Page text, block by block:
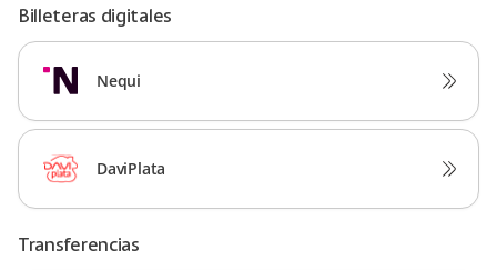
Billeteras digitales
Nequi
DaviPlata
Transferencias